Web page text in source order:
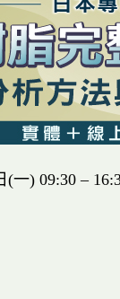
(一) 09:30 –